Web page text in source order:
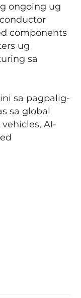
ongoing ug
components
ug
sa
sa pagpalig-
sa global
AI-